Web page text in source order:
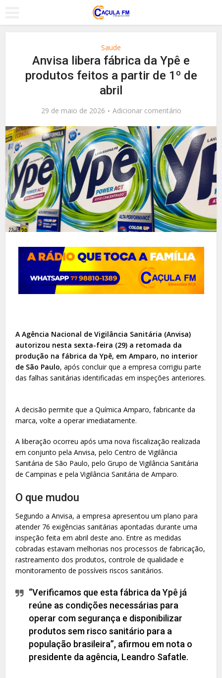
Saude
Anvisa libera fábrica da Ypê e
produtos feitos a partir de 1º de
abril
29 de maio de 2026 Adicionar comentário
A Agência Nacional de Vigilância Sanitária (Anvisa)
autorizou nesta sexta-feira (29) a retomada da
produção na fábrica da Ypê, em Amparo, no interior
de São Paulo, após concluir que a empresa corrigiu parte
das falhas sanitárias identificadas em inspeções anteriores.
A decisão permite que a Química Amparo, fabricante da
marca, volte a operar imediatamente.
A liberação ocorreu após uma nova fiscalização realizada
em conjunto pela Anvisa, pelo Centro de Vigilância
Sanitária de São Paulo, pelo Grupo de Vigilância Sanitária
de Campinas e pela Vigilância Sanitária de Amparo.
O que mudou
Segundo a Anvisa, a empresa apresentou um plano para
atender 76 exigências sanitárias apontadas durante uma
inspeção feita em abril deste ano. Entre as medidas
cobradas estavam melhorias nos processos de fabricação,
rastreamento dos produtos, controle de qualidade e
monitoramento de possíveis riscos sanitários.
“Verificamos que esta fábrica da Ypê já
reúne as condições necessárias para
operar com segurança e disponibilizar
produtos sem risco sanitário para a
população brasileira”, afirmou em nota o
presidente da agência, Leandro Safatle.